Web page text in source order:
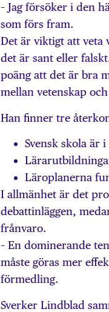
– Jag försöker i den
som förs fram.
Det är viktigt att veta
det är sant eller
poäng att det är bra
mellan vetenskap
Han finner tre
Svensk skola är
Läroplanerna
I allmänhet är det
debattinläggen,
frånvaro.
– En dominerande
måste göras mer
förmedling.
Sverker Lindblad